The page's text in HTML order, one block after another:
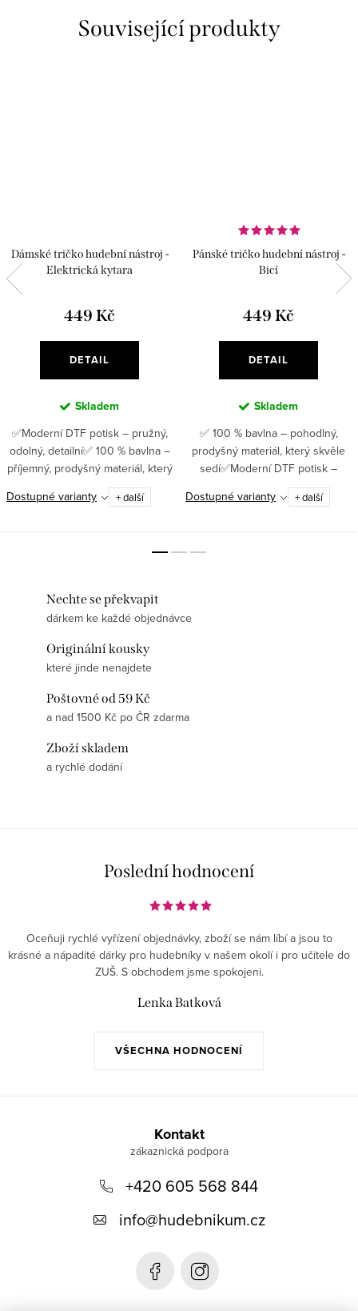
Související produkty
Dámské tričko hudební nástroj -
Elektrická kytara
449 Kč
DETAIL
Skladem
✅Moderní DTF potisk – pružný,
odolný, detailní✅ 100 % bavlna –
příjemný, prodyšný materiál, který
se nosí s lehkostí ✅ Gramáž 180
g/m² – kvalitní tričko, které vydrží
Dostupné varianty + další
Pánské tričko hudební nástroj -
Bicí
449 Kč
DETAIL
Skladem
✅ 100 % bavlna – pohodlný,
prodyšný materiál, který skvěle
sedí✅Moderní DTF potisk –
pružný, odolný, detailní ✅ Gramáž
180 g/m² – kvalitní tričko, které
Dostupné varianty + další
Nechte se překvapit
dárkem ke každé objednávce
Originální kousky
které jinde nenajdete
Poštovné od 59 Kč
a nad 1500 Kč po ČR zdarma
Zboží skladem
a rychlé dodání
Poslední hodnocení
VŠECHNA HODNOCENÍ
Oceňuji rychlé vyřízení objednávky, zboží se nám líbí a jsou to
krásné a nápadité dárky pro hudebníky v našem okolí i pro učitele do
ZUŠ. S obchodem jsme spokojeni.
Lenka Batková
Kontakt
+420 605 568 844
info@hudebnikum.cz